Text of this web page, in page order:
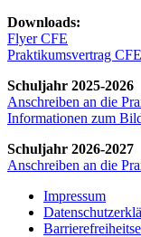
Downloads:
Flyer CFE
Praktikumsvertrag
Schuljahr 2025-2026
Anschreiben an die
Informationen zum
Schuljahr 2026-2027
Anschreiben an die
Impressum